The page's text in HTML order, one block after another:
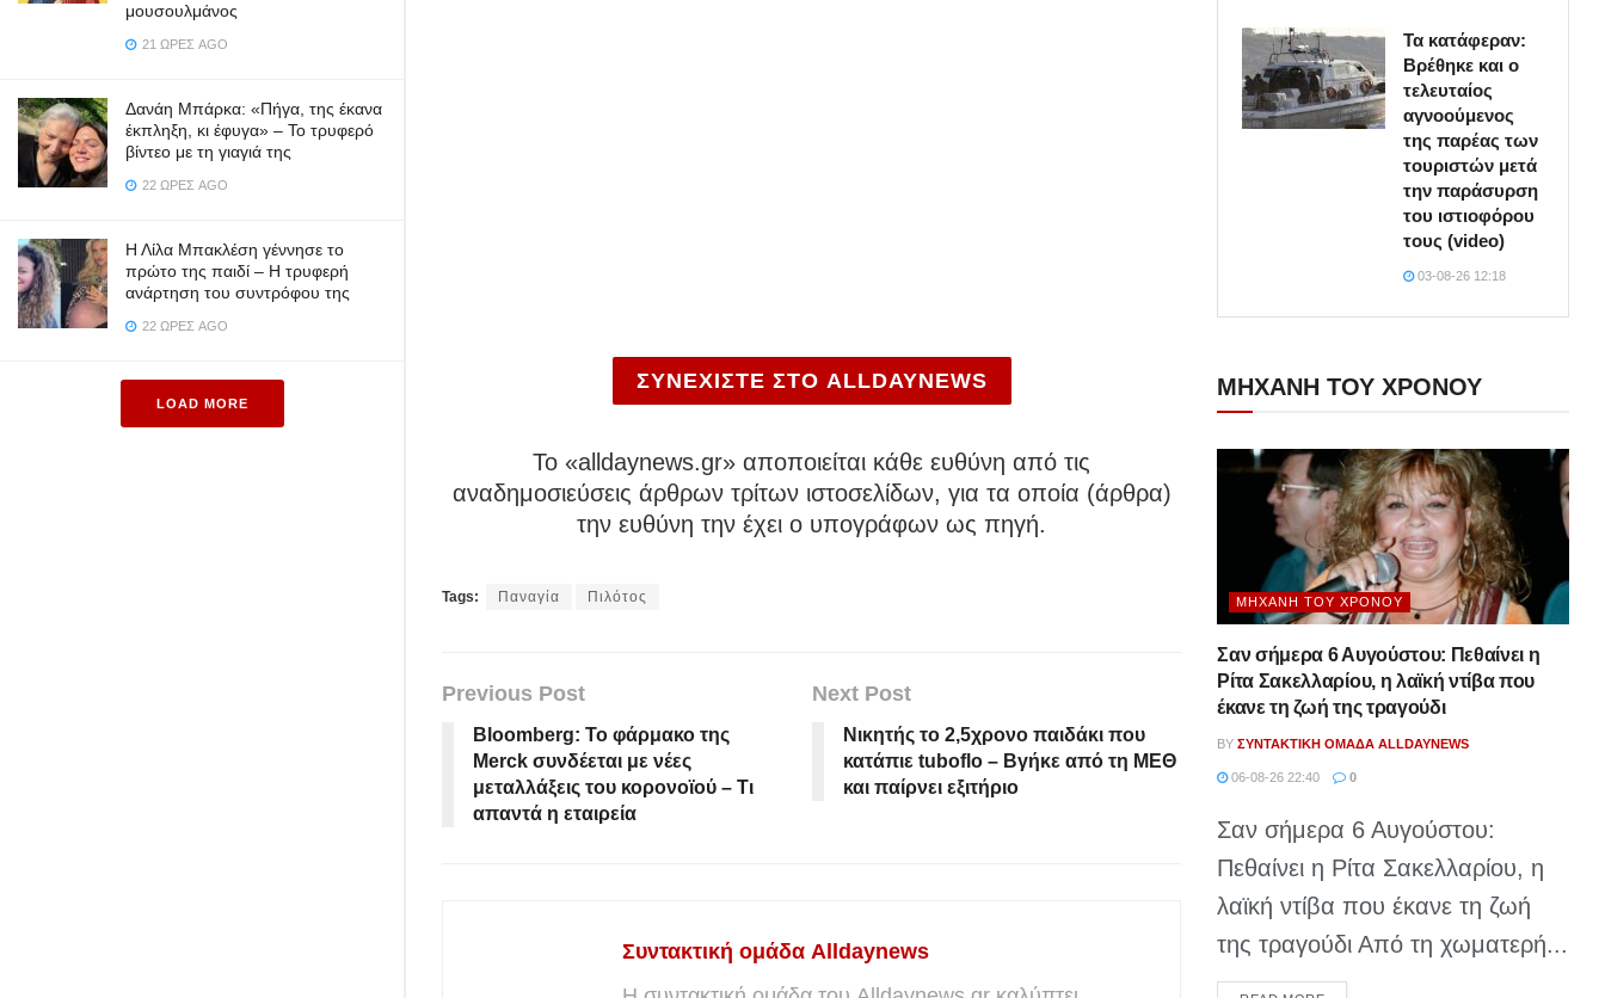
μουσουλμάνος
21 ΏΡΕΣ AGO
Δανάη Μπάρκα: «Πήγα, της έκανα
έκπληξη, κι έφυγα» – Το τρυφερό
βίντεο με τη γιαγιά της
22 ΏΡΕΣ AGO
Η Λίλα Μπακλέση γέννησε το
πρώτο της παιδί – Η τρυφερή
ανάρτηση του συντρόφου της
22 ΏΡΕΣ AGO
LOAD MORE
ΣΥΝΕΧΙΣΤΕ ΣΤΟ ALLDAYNEWS
To «alldaynews.gr» αποποιείται κάθε ευθύνη από τις
αναδημοσιεύσεις άρθρων τρίτων ιστοσελίδων, για τα οποία (άρθρα)
την ευθύνη την έχει ο υπογράφων ως πηγή.
Tags: Παναγία Πιλότος
Previous Post
Bloomberg: Το φάρμακο της
Merck συνδέεται με νέες
μεταλλάξεις του κορoνοϊού – Τι
απαντά η εταιρεία
Next Post
Nικητής το 2,5χρονο παιδάκι που
κατάπιε tuboflo – Βγήκε από τη ΜΕΘ
και παίρνει εξιτήριο
Συντακτική ομάδα Alldaynews
Τα κατάφεραν:
Βρέθηκε και ο
τελευταίος
αγνοούμενος
της παρέας των
τουριστών μετά
την παράσυρση
του ιστιοφόρου
τους (video)
03-08-26 12:18
ΜΗΧΑΝΗ ΤΟΥ ΧΡΟΝΟΥ
ΜΗΧΑΝΉ ΤΟΥ ΧΡΌΝΟΥ
Σαν σήμερα 6 Αυγούστου: Πεθαίνει η
Ρίτα Σακελλαρίου, η λαϊκή ντίβα που
έκανε τη ζωή της τραγούδι
BY ΣΥΝΤΑΚΤΙΚΉ ΟΜΆΔΑ ALLDAYNEWS
06-08-26 22:40 0
Σαν σήμερα 6 Αυγούστου:
Πεθαίνει η Ρίτα Σακελλαρίου, η
λαϊκή ντίβα που έκανε τη ζωή
της τραγούδι Από τη χωματερή...